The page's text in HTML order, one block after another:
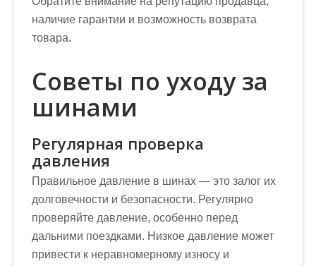
наличие гарантии и возможность возврата
товара.
Советы по уходу за
шинами
Регулярная проверка
давления
Правильное давление в шинах — это залог их
долговечности и безопасности. Регулярно
проверяйте давление, особенно перед
дальними поездками. Низкое давление может
привести к неравномерному износу и